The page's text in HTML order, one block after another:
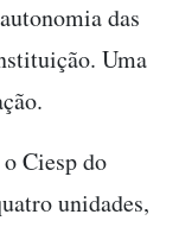
das
Uma
Ciesp do
unidades,